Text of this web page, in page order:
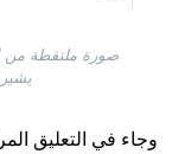
وجاء في التعليق